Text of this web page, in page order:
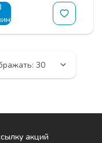
акций